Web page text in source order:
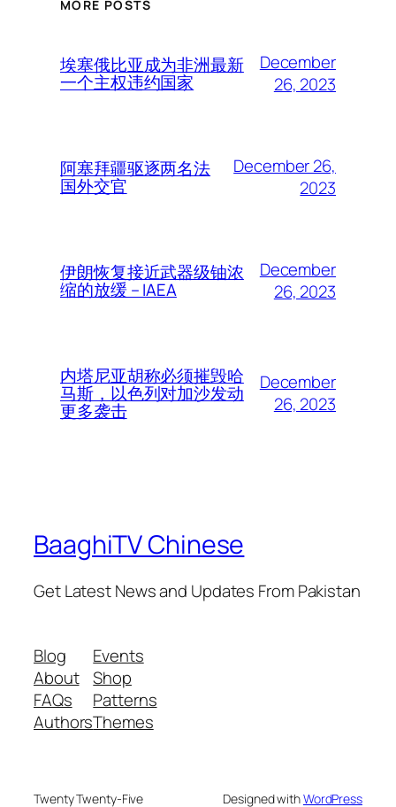
MORE POSTS
埃塞俄比亚成为非洲最新
一个主权违约国家
December
26, 2023
阿塞拜疆驱逐两名法
国外交官
December 26,
2023
伊朗恢复接近武器级铀浓
缩的放缓 – IAEA
December
26, 2023
内塔尼亚胡称必须摧毁哈
马斯，以色列对加沙发动
更多袭击
December
26, 2023
BaaghiTV Chinese
Get Latest News and Updates From Pakistan
Blog
About
FAQs
Authors
Events
Shop
Patterns
Themes
Twenty Twenty-Five Designed withWordPress